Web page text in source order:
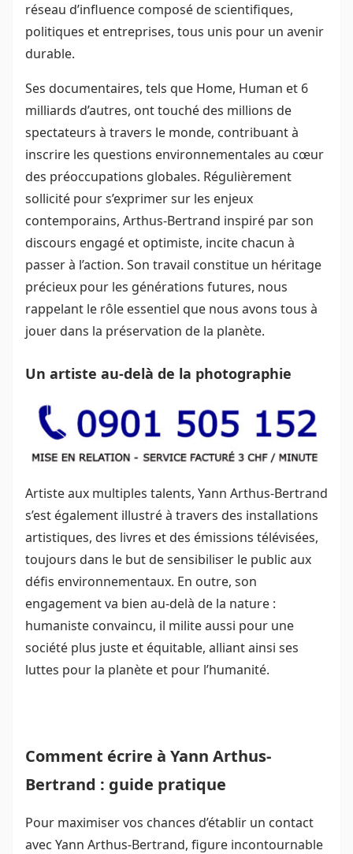
réseau d’influence composé de scientifiques,
politiques et entreprises, tous unis pour un avenir
durable.
Ses documentaires, tels que Home, Human et 6
milliards d’autres, ont touché des millions de
spectateurs à travers le monde, contribuant à
inscrire les questions environnementales au cœur
des préoccupations globales. Régulièrement
sollicité pour s’exprimer sur les enjeux
contemporains, Arthus-Bertrand inspiré par son
discours engagé et optimiste, incite chacun à
passer à l’action. Son travail constitue un héritage
précieux pour les générations futures, nous
rappelant le rôle essentiel que nous avons tous à
jouer dans la préservation de la planète.
Un artiste au-delà de la photographie
Artiste aux multiples talents, Yann Arthus-Bertrand
s’est également illustré à travers des installations
artistiques, des livres et des émissions télévisées,
toujours dans le but de sensibiliser le public aux
défis environnementaux. En outre, son
engagement va bien au-delà de la nature :
humaniste convaincu, il milite aussi pour une
société plus juste et équitable, alliant ainsi ses
luttes pour la planète et pour l’humanité.
Comment écrire à Yann Arthus-
Bertrand : guide pratique
Pour maximiser vos chances d’établir un contact
avec Yann Arthus-Bertrand, figure incontournable